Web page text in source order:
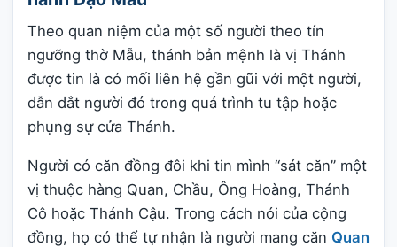
Theo quan niệm của một số người theo tín
ngưỡng thờ Mẫu, thánh bản mệnh là vị Thánh
được tin là có mối liên hệ gần gũi với một người,
dẫn dắt người đó trong quá trình tu tập hoặc
phụng sự cửa Thánh.
Người có căn đồng đôi khi tin mình “sát căn” một
vị thuộc hàng Quan, Chầu, Ông Hoàng, Thánh
Cô hoặc Thánh Cậu. Trong cách nói của cộng
đồng, họ có thể tự nhận là người mang căn Quan